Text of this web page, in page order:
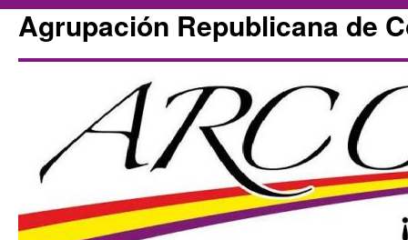
Agrupación Republicana de